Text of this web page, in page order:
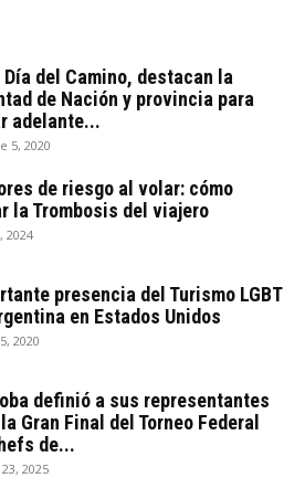
Día del Camino, destacan la
de Nación y provincia para
adelante...
5, 2020
de riesgo al volar: cómo
la Trombosis del viajero
2024
presencia del Turismo LGBT
en Estados Unidos
2020
definió a sus representantes
Gran Final del Torneo Federal
de...
2025